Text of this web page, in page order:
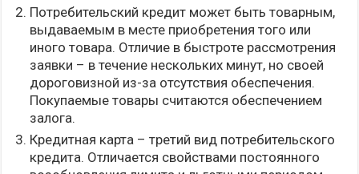
Потребительский кредит может быть товарным,
выдаваемым в месте приобретения того или
иного товара. Отличие в быстроте рассмотрения
заявки – в течение нескольких минут, но своей
дороговизной из-за отсутствия обеспечения.
Покупаемые товары считаются обеспечением
залога.
Кредитная карта – третий вид потребительского
кредита. Отличается свойствами постоянного